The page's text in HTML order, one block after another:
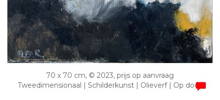
70 x 70 cm, © 2023, prijs op aanvraag
Tweedimensionaal | Schilderkunst | Olieverf | Op doek